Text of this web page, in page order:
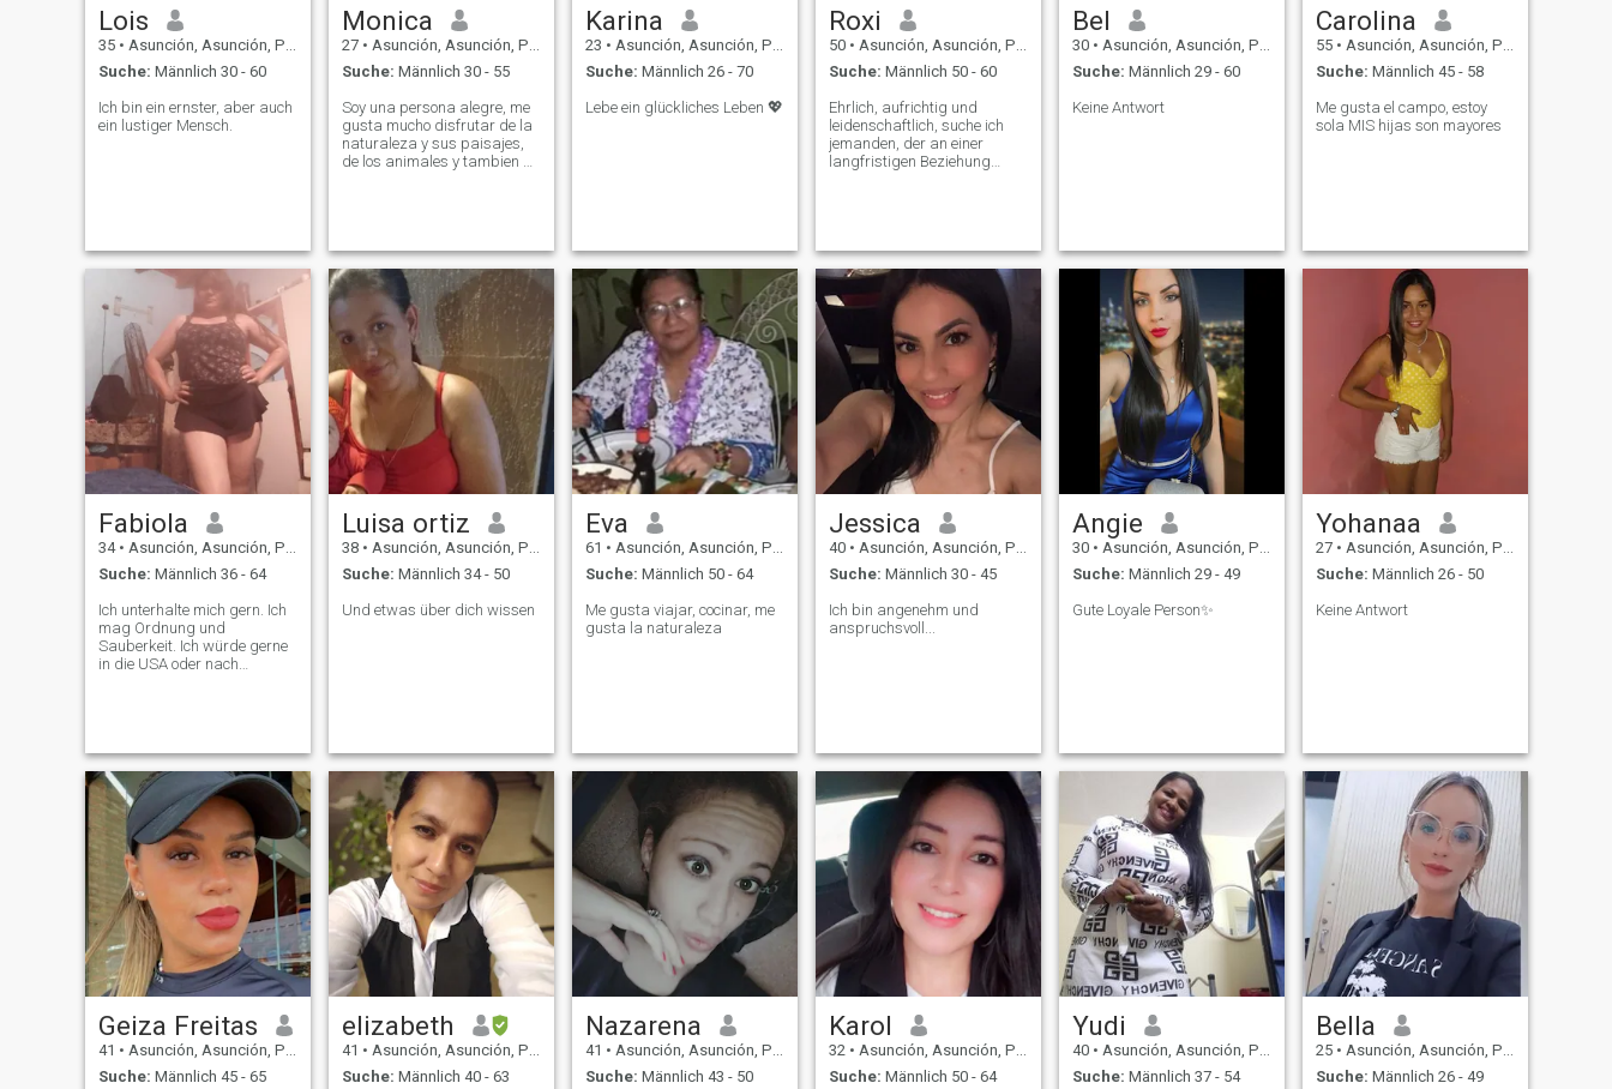
Lois
35 • Asunción, Asunción, Paraguay
Suche: Männlich 30 - 60
Ich bin ein ernster, aber auch
ein lustiger Mensch.
Monica
27 • Asunción, Asunción, Paraguay
Suche: Männlich 30 - 55
Soy una persona alegre, me
gusta mucho disfrutar de la
naturaleza y sus paisajes,
de los animales y tambien de
Karina
23 • Asunción, Asunción, Paraguay
Suche: Männlich 26 - 70
Lebe ein glückliches Leben 💖
Roxi
50 • Asunción, Asunción, Paraguay
Suche: Männlich 50 - 60
Ehrlich, aufrichtig und
leidenschaftlich, suche ich
jemanden, der an einer
langfristigen Beziehung
Bel
30 • Asunción, Asunción, Paraguay
Suche: Männlich 29 - 60
Keine Antwort
Carolina
55 • Asunción, Asunción, Paraguay
Suche: Männlich 45 - 58
Me gusta el campo, estoy
sola MIS hijas son mayores
Fabiola
34 • Asunción, Asunción, Paraguay
Suche: Männlich 36 - 64
Ich unterhalte mich gern. Ich
mag Ordnung und
Sauberkeit. Ich würde gerne
in die USA oder nach
Luisa ortiz
38 • Asunción, Asunción, Paraguay
Suche: Männlich 34 - 50
Und etwas über dich wissen
Eva
61 • Asunción, Asunción, Paraguay
Suche: Männlich 50 - 64
Me gusta viajar, cocinar, me
gusta la naturaleza
Jessica
40 • Asunción, Asunción, Paraguay
Suche: Männlich 30 - 45
Ich bin angenehm und
anspruchsvoll...
Angie
30 • Asunción, Asunción, Paraguay
Suche: Männlich 29 - 49
Gute Loyale Person✨
Yohanaa
27 • Asunción, Asunción, Paraguay
Suche: Männlich 26 - 50
Keine Antwort
Geiza Freitas
41 • Asunción, Asunción, Paraguay
Suche: Männlich 45 - 65
elizabeth
41 • Asunción, Asunción, Paraguay
Suche: Männlich 40 - 63
Nazarena
41 • Asunción, Asunción, Paraguay
Suche: Männlich 43 - 50
Karol
32 • Asunción, Asunción, Paraguay
Suche: Männlich 50 - 64
Yudi
40 • Asunción, Asunción, Paraguay
Suche: Männlich 37 - 54
Bella
25 • Asunción, Asunción, Paraguay
Suche: Männlich 26 - 49